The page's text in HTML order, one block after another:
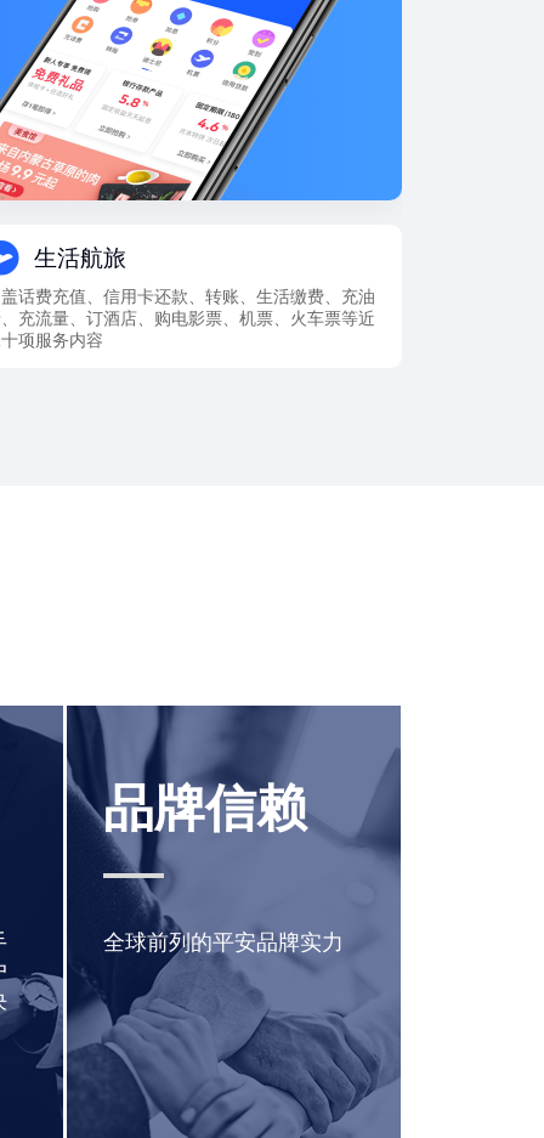
生活航旅
话费充值、信用卡还款、转账、生活缴费、充油
充流量、订酒店、购电影票、机票、火车票等近
项服务内容
品牌信赖
全球前列的平安品牌实力